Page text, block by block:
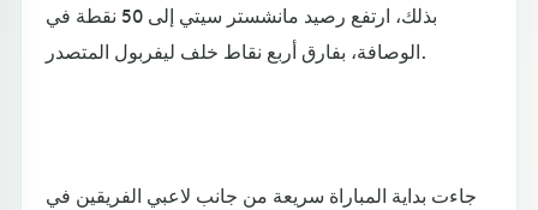
بذلك، ارتفع رصيد مانشستر سيتي إلى 50 نقطة في
الوصافة، بفارق أربع نقاط خلف ليفربول المتصدر.
جاءت بداية المباراة سريعة من جانب لاعبي الفريقين في